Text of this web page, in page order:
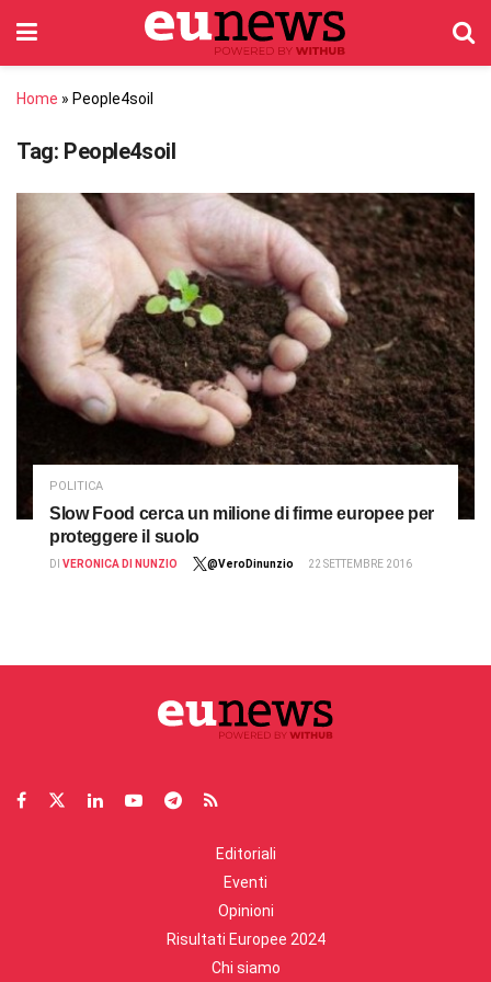
Home » People4soil
Tag: People4soil
POLITICA
Slow Food cerca un milione di firme europee per
proteggere il suolo
DI VERONICA DI NUNZIO @VeroDinunzio 22 SETTEMBRE 2016
Editoriali
Eventi
Opinioni
Risultati Europee 2024
Chi siamo